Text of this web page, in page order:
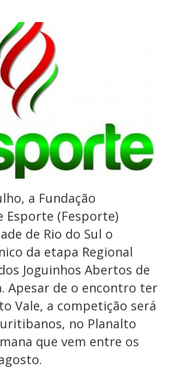
a Fundação
Esporte (Fesporte)
de Rio do Sul o
da etapa Regional
Joguinhos Abertos de
Apesar de o encontro ter
Vale, a competição será
no Planalto
que vem entre os